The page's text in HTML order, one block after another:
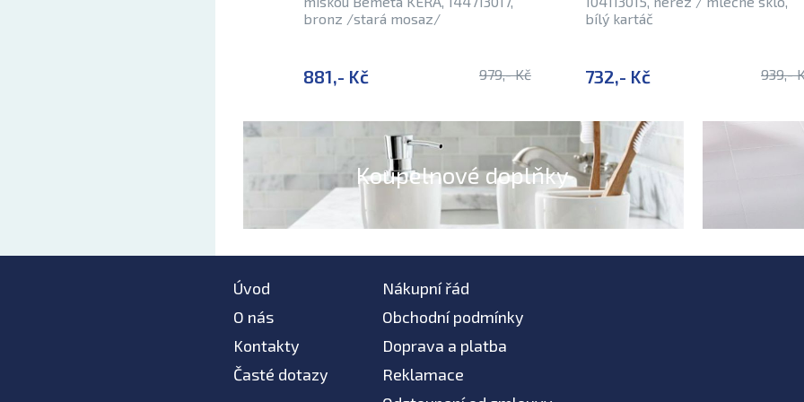
bronz /stará mosaz/
881,- Kč 979,- Kč
bílý kartáč
732,- Kč 939,-
Koupelnové doplňky
Úvod
O nás
Kontakty
Časté dotazy
Nákupní řád
Obchodní podmínky
Doprava a platba
Reklamace